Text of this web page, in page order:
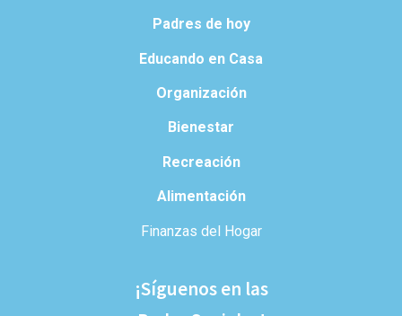
Padres de hoy
Educando en Casa
Organización
Bienestar
Recreación
Alimentación
Finanzas del Hogar
¡Síguenos en las